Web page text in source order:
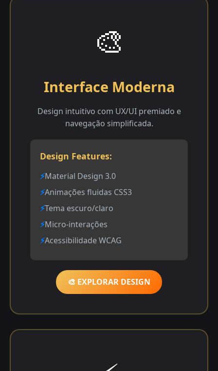
🎨
Interface Moderna
Design intuitivo com UX/UI premiado e
navegação simplificada.
Design Features:
Material Design 3.0
Animações fluidas CSS3
Tema escuro/claro
Micro-interações
Acessibilidade WCAG
🎨 EXPLORAR DESIGN